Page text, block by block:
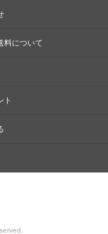
料について
ト